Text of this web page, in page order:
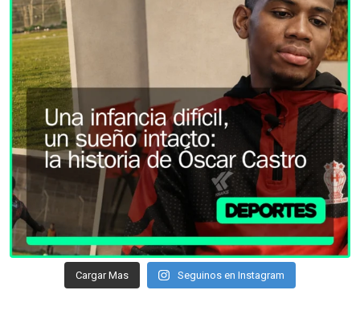
Cargar Mas Seguinos en Instagram